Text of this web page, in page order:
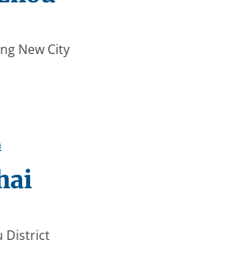
New City
District